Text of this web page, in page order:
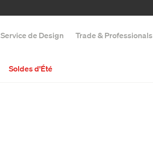
Service de Design Trade & Professionals
Soldes d'Été